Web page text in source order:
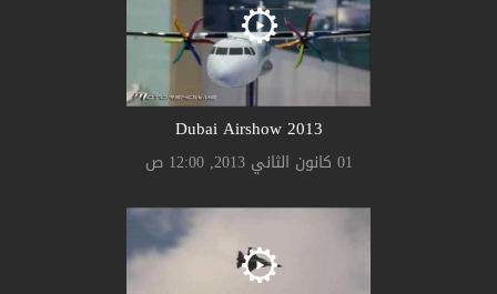
2013 Dubai Airshow
01 كانون الثاني 2013, 12:00 ص